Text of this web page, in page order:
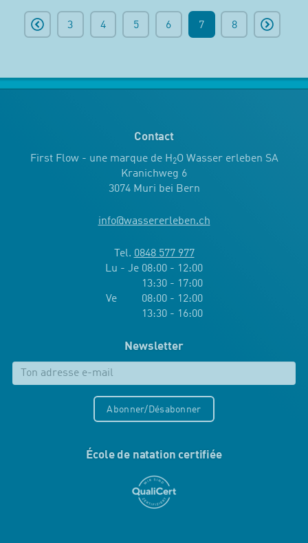
3 4 5 6 7 8
Contact
First Flow - une marque de H2O Wasser erleben SA
Kranichweg 6
3074 Muri bei Bern
info@wassererleben.ch
Tel. 0848 577 977
Lu - Je 08:00 - 12:00
13:30 - 17:00
Ve 08:00 - 12:00
13:30 - 16:00
Newsletter
Abonner/Désabonner
École de natation certifiée